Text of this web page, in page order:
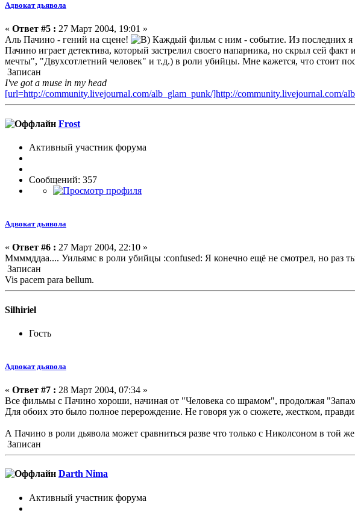
Адвокат дьявола
« Ответ #5 : 27 Март 2004, 19:01 »
Аль Пачино - гений на сцене!
Каждый фильм с ним - событие. Из последних я
Пачино играет детектива, который застрелил своего напарника, но скрыл сей
мечты", "Двухсотлетний человек" и т.д.) в роли убийцы. Мне кажется, что стоит
Записан
I've got a muse in my head
[url=http://community.livejournal.com/alb_glam_punk/]http://community.livejournal.com/
Frost
Активный участник форума
Сообщений: 357
Адвокат дьявола
« Ответ #6 : 27 Март 2004, 22:10 »
Ммммддаа.... Уильямс в роли убийцы :confused: Я конечно ещё не смотрел, но раз
Записан
Vis pacem para bellum.
Silhiriel
Гость
Адвокат дьявола
« Ответ #7 : 28 Март 2004, 07:34 »
Все фильмы с Пачино хороши, начиная от "Человека со шрамом", продолжая
Для обоих это было полное перерождение. Не говоря уж о сюжете, жестком,
А Пачино в роли дьявола может сравниться разве что только с Николсоном в той
Записан
Darth Nima
Активный участник форума